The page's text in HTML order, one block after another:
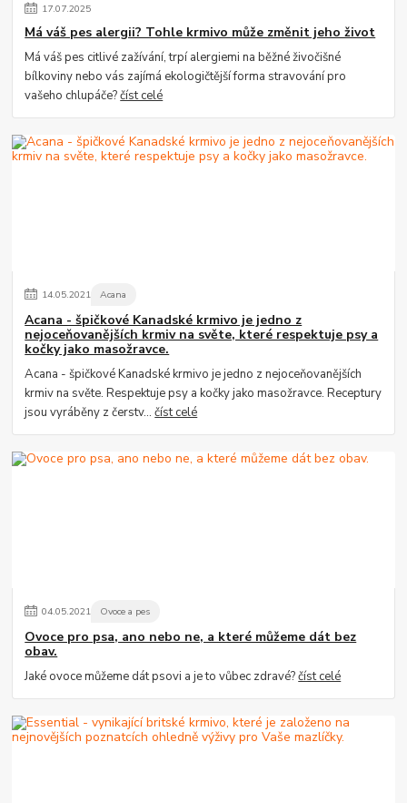
17.07.2025
Má váš pes alergii? Tohle krmivo může změnit jeho život
Má váš pes citlivé zažívání, trpí alergiemi na běžné živočišné
bílkoviny nebo vás zajímá ekologičtější forma stravování pro
vašeho chlupáče?číst celé
14.05.2021 Acana
Acana - špičkové Kanadské krmivo je jedno z
nejoceňovanějších krmiv na světe, které respektuje psy a
kočky jako masožravce.
Acana - špičkové Kanadské krmivo je jedno z nejoceňovanějších
krmiv na světe. Respektuje psy a kočky jako masožravce. Receptury
jsou vyráběny z čerstv...číst celé
04.05.2021 Ovoce a pes
Ovoce pro psa, ano nebo ne, a které můžeme dát bez
obav.
Jaké ovoce můžeme dát psovi a je to vůbec zdravé?číst celé